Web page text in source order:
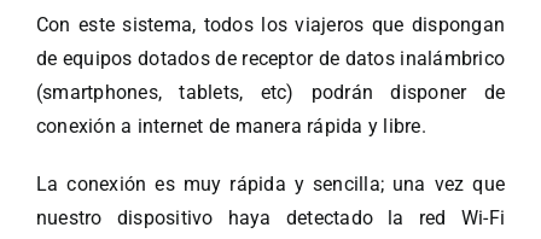
Con este sistema, todos los viajeros que dispongan
de equipos dotados de receptor de datos inalámbrico
(smartphones, tablets, etc) podrán disponer de
conexión a internet de manera rápida y libre.
La conexión es muy rápida y sencilla; una vez que
nuestro dispositivo haya detectado la red Wi-Fi